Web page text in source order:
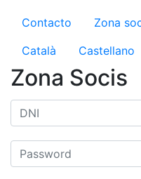
Menú del
Contacto
Zona
Català
Castellano
Zona Socis